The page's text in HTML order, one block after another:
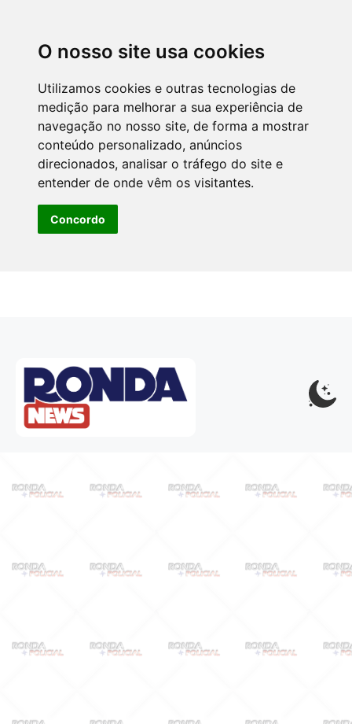
O nosso site usa cookies
Utilizamos cookies e outras tecnologias de
medição para melhorar a sua experiência de
navegação no nosso site, de forma a mostrar
conteúdo personalizado, anúncios
direcionados, analisar o tráfego do site e
entender de onde vêm os visitantes.
Concordo